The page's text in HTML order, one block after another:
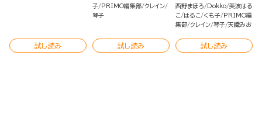
試し読み
子
PRIMO編集部 クレイン
琴子
試し読み
西野まほろ
Dokko 美波はる
こ
はるこ くも子
PRIMO編
集部 クレイン 琴子 天織みお
試し読み